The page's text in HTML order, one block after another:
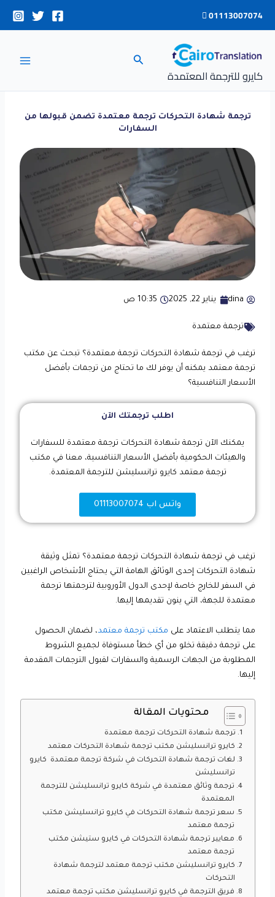
01113007074
كايرو للترجمة المعتمدة
البحث
ترجمة شهادة التحركات ترجمة معتمدة تضمن قبولها من
السفارات
dina يناير 22, 2025 10:35 ص
ترجمة معتمدة
ترغب في ترجمة شهادة التحركات ترجمة معتمدة؟ تبحث عن مكتب
ترجمة معتمد يمكنه أن يوفر لك ما تحتاج من ترجمات بأفضل
الأسعار التنافسية؟
اطلب ترجمتك الآن
يمكنك الآن ترجمة شهادة التحركات ترجمة معتمدة للسفارات
والهيئات الحكومية بأفضل الأسعار التنافسية، معنا في مكتب
ترجمة معتمد كايرو ترانسليشن للترجمة المعتمدة.
واتس اب 01113007074
ترغب في ترجمة شهادة التحركات ترجمة معتمدة؟ تمثل وثيقة
شهادة التحركات إحدى الوثائق الهامة التي يحتاج الأشخاص الراغبين
في السفر للخارج خاصة لإحدى الدول الأوروبية لترجمتها ترجمة
معتمدة للجهة، التي ينون تقديمها إليها.
مما يتطلب الاعتماد على مكتب ترجمة معتمد، لضمان الحصول
على ترجمة دقيقة تخلو من أي خطأ مستوفاة لجميع الشروط
المطلوبة من الجهات الرسمية والسفارات لقبول الترجمات المقدمة
إليها.
محتويات المقالة
ترجمة شهادة التحركات ترجمة معتمدة
كايرو ترانسليشن مكتب ترجمة شهادة التحركات معتمد
لغات ترجمة شهادة التحركات في شركة ترجمة معتمدة كايرو
ترانسليشن
ترجمة وثائق معتمدة في شركة كايرو ترانسليشن للترجمة
المعتمدة
سعر ترجمة شهادة التحركات في كايرو ترانسليشن مكتب
ترجمة معتمد
معايير ترجمة شهادة التحركات في كايرو ستيشن مكتب
ترجمة معتمد
كايرو ترانسليشن مكتب ترجمة معتمد لترجمة شهادة
التحركات
فريق الترجمة في كايرو ترانسليشن مكتب ترجمة معتمد